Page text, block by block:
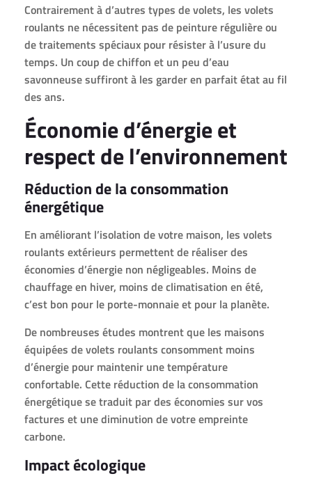
Contrairement à d’autres types de volets, les volets
roulants ne nécessitent pas de peinture régulière ou
de traitements spéciaux pour résister à l’usure du
temps. Un coup de chiffon et un peu d’eau
savonneuse suffiront à les garder en parfait état au fil
des ans.
Économie d’énergie et
respect de l’environnement
Réduction de la consommation
énergétique
En améliorant l’isolation de votre maison, les volets
roulants extérieurs permettent de réaliser des
économies d’énergie non négligeables. Moins de
chauffage en hiver, moins de climatisation en été,
c’est bon pour le porte-monnaie et pour la planète.
De nombreuses études montrent que les maisons
équipées de volets roulants consomment moins
d’énergie pour maintenir une température
confortable. Cette réduction de la consommation
énergétique se traduit par des économies sur vos
factures et une diminution de votre empreinte
carbone.
Impact écologique